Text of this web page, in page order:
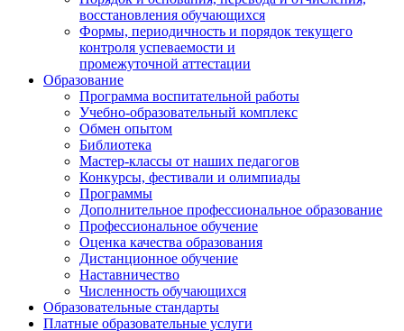
восстановления обучающихся
Формы, периодичность и порядок текущего
контроля успеваемости и
промежуточной аттестации
Образование
Программа воспитательной работы
Учебно-образовательный комплекс
Обмен опытом
Библиотека
Мастер-классы от наших педагогов
Конкурсы, фестивали и олимпиады
Программы
Дополнительное профессиональное образование
Профессиональное обучение
Оценка качества образования
Дистанционное обучение
Наставничество
Численность обучающихся
Образовательные стандарты
Платные образовательные услуги